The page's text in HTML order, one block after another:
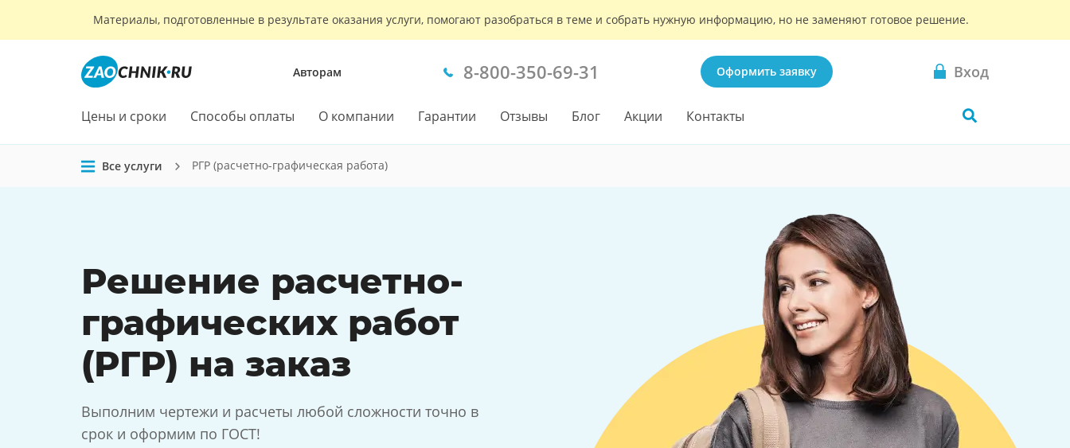
Материалы, подготовленные в результате оказания услуги, помогают разобраться в теме и собрать нужную информацию, но не заменяют готовое решение.
Авторам 8-800-350-69-31 Оформить заявку Вход
Цены и сроки Способы оплаты О компании Гарантии Отзывы Блог Акции Контакты
Все услуги РГР (расчетно-графическая работа)
Решение расчетно-
графических работ
(РГР) на заказ
Выполним чертежи и расчеты любой сложности точно в
срок и оформим по ГОСТ!